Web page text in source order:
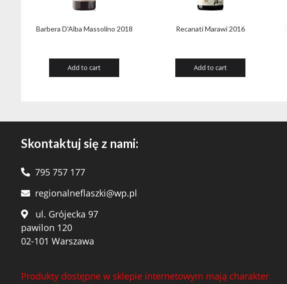
Barbera D'Alba Massolino 2018
Add to cart
Recanati Marawi 2016
Add to cart
Skontaktuj się z nami:
795 757 177
regionalneflaszki@wp.pl
ul. Grójecka 97
pawilon 120
02-101 Warszawa
Produkty dostępne w sklepie internetowym mają charakter